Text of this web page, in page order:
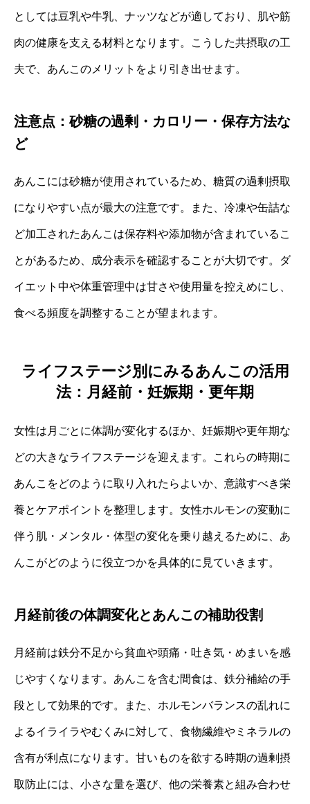
としては豆乳や牛乳、ナッツなどが適しており、肌や筋
肉の健康を支える材料となります。こうした共摂取の工
夫で、あんこのメリットをより引き出せます。
注意点：砂糖の過剰・カロリー・保存方法な
ど
あんこには砂糖が使用されているため、糖質の過剰摂取
になりやすい点が最大の注意です。また、冷凍や缶詰な
ど加工されたあんこは保存料や添加物が含まれているこ
とがあるため、成分表示を確認することが大切です。ダ
イエット中や体重管理中は甘さや使用量を控えめにし、
食べる頻度を調整することが望まれます。
ライフステージ別にみるあんこの活用
法：月経前・妊娠期・更年期
女性は月ごとに体調が変化するほか、妊娠期や更年期な
どの大きなライフステージを迎えます。これらの時期に
あんこをどのように取り入れたらよいか、意識すべき栄
養とケアポイントを整理します。女性ホルモンの変動に
伴う肌・メンタル・体型の変化を乗り越えるために、あ
んこがどのように役立つかを具体的に見ていきます。
月経前後の体調変化とあんこの補助役割
月経前は鉄分不足から貧血や頭痛・吐き気・めまいを感
じやすくなります。あんこを含む間食は、鉄分補給の手
段として効果的です。また、ホルモンバランスの乱れに
よるイライラやむくみに対して、食物繊維やミネラルの
含有が利点になります。甘いものを欲する時期の過剰摂
取防止には、小さな量を選び、他の栄養素と組み合わせ